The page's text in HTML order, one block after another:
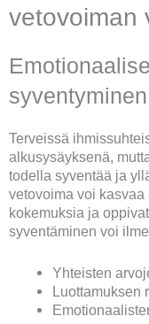
vetovoiman
syventyminen
Terveissä
alkusysäyksenä,
todella syventää ja
vetovoima voi
kokemuksia ja
syventäminen voi
Yhteisten
Luottamuksen